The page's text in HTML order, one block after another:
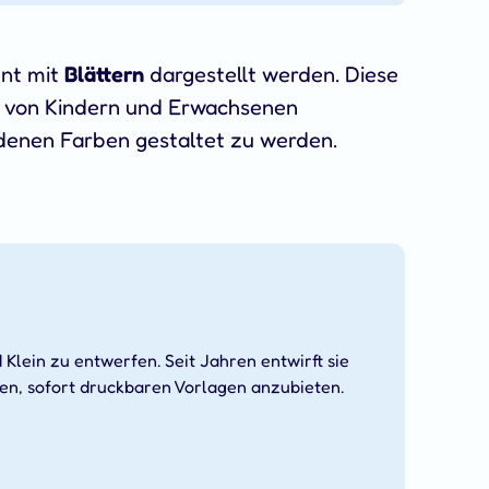
mit Blättern dargestellt werden. Diese
von Kindern und Erwachsenen
Farben gestaltet zu werden.
zu entwerfen. Seit Jahren entwirft sie
sofort druckbaren Vorlagen anzubieten.